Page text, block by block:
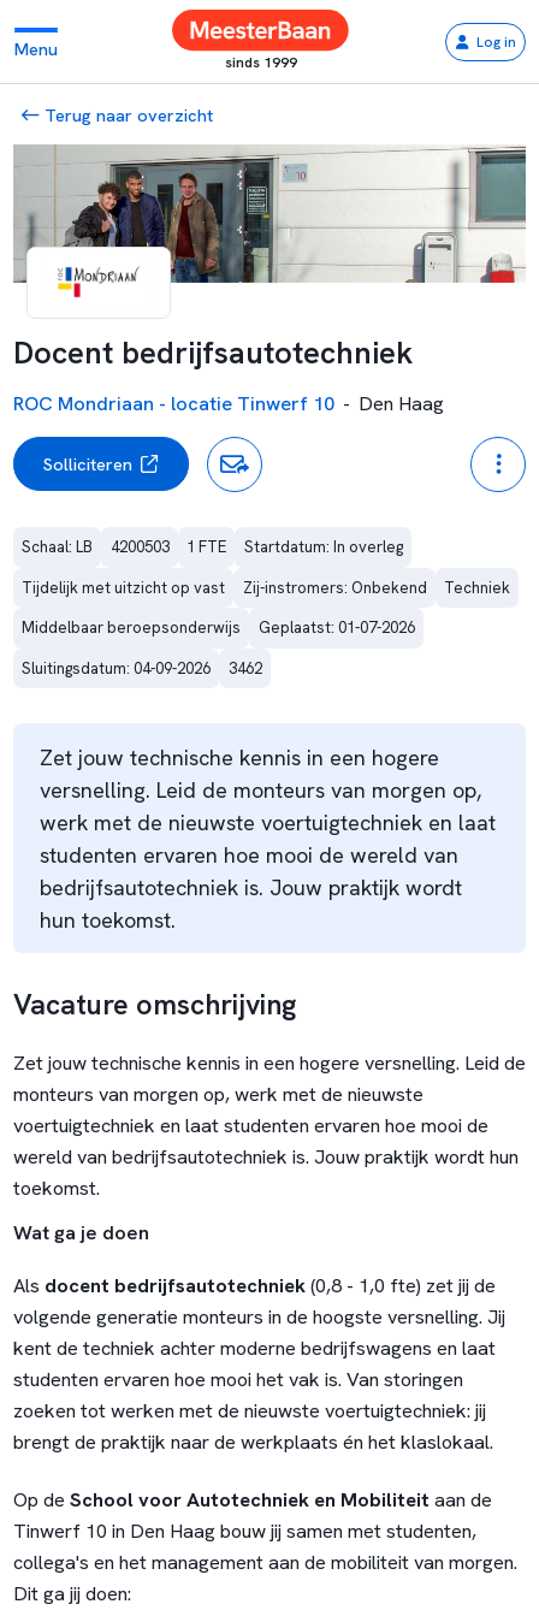
Menu
sinds 1999
Log in
Terug naar overzicht
Docent bedrijfsautotechniek
ROC Mondriaan - locatie Tinwerf 10 - Den Haag
Solliciteren
Schaal: LB 4200503 1 FTE
Startdatum: In overleg
Tijdelijk met uitzicht op vast
Zij-instromers: Onbekend
Techniek
Middelbaar beroepsonderwijs
Geplaatst: 01-07-2026
Sluitingsdatum: 04-09-2026
3462
Zet jouw technische kennis in een hogere
versnelling. Leid de monteurs van morgen op,
werk met de nieuwste voertuigtechniek en laat
studenten ervaren hoe mooi de wereld van
bedrijfsautotechniek is. Jouw praktijk wordt
hun toekomst.
Vacature omschrijving
Zet jouw technische kennis in een hogere versnelling. Leid de
monteurs van morgen op, werk met de nieuwste
voertuigtechniek en laat studenten ervaren hoe mooi de
wereld van bedrijfsautotechniek is. Jouw praktijk wordt hun
toekomst.
Wat ga je doen
Als docent bedrijfsautotechniek(0,8 - 1,0 fte) zet jij de
volgende generatie monteurs in de hoogste versnelling. Jij
kent de techniek achter moderne bedrijfswagens en laat
studenten ervaren hoe mooi het vak is. Van storingen
zoeken tot werken met de nieuwste voertuigtechniek: jij
brengt de praktijk naar de werkplaats én het klaslokaal.
Op de School voor Autotechniek en Mobiliteit aan de
Tinwerf 10 in Den Haag bouw jij samen met studenten,
collega's en het management aan de mobiliteit van morgen.
Dit ga jij doen: